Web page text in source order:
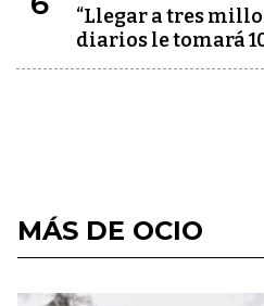
“Llegar a tres
diarios le tomará
MÁS DE OCIO